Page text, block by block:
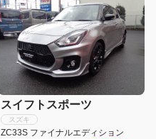
ティーサポート
スイフトスポーツ
スズキ
ZC33S ファイナルエディション